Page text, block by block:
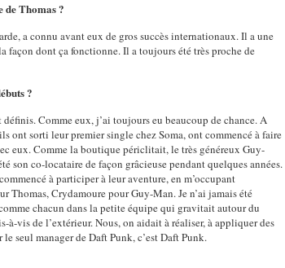
Thomas ?
a connu avant eux de gros succès internationaux. Il a une
façon dont ça fonctionne. Il a toujours été très proche de
?
Comme eux, j’ai toujours eu beaucoup de chance. A
ont sorti leur premier single chez Soma, ont commencé à faire
eux. Comme la boutique périclitait, le très généreux Guy-
son co-locataire de façon grâcieuse pendant quelques années.
à participer à leur aventure, en m’occupant
Thomas, Crydamoure pour Guy-Man. Je n’ai jamais été
chacun dans la petite équipe qui gravitait autour du
vis de l’extérieur. Nous, on aidait à réaliser, à appliquer des
seul manager de Daft Punk, c’est Daft Punk.